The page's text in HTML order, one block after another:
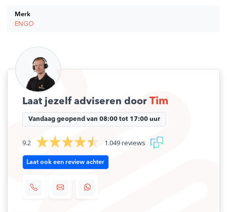
Merk
ENGO
Laat jezelf adviseren door Tim
Vandaag geopend van 08:00 tot 17:00 uur
9.2 1.049 reviews
Laat ook een review achter